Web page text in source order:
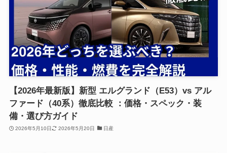
【2026年最新版】新型 エルグランド（E53）vs アル
ファード（40系）徹底比較 ：価格・スペック・装
備・選び方ガイド
2026年5月10日 2026年5月20日 日産